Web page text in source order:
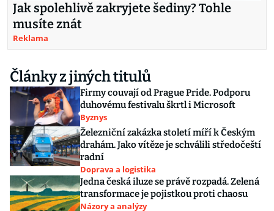
Jak spolehlivě zakryjete šediny? Tohle
musíte znát
Reklama
Články z jiných titulů
Firmy couvají od Prague Pride. Podporu
duhovému festivalu škrtl i Microsoft
Byznys
Železniční zakázka století míří k Českým
drahám. Jako vítěze je schválili středočeští
radní
Doprava a logistika
Jedna česká iluze se právě rozpadá. Zelená
transformace je pojistkou proti chaosu
Názory a analýzy